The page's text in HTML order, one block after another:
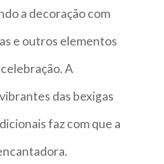
a decoração com
e outros elementos
A
das bexigas
faz com que a